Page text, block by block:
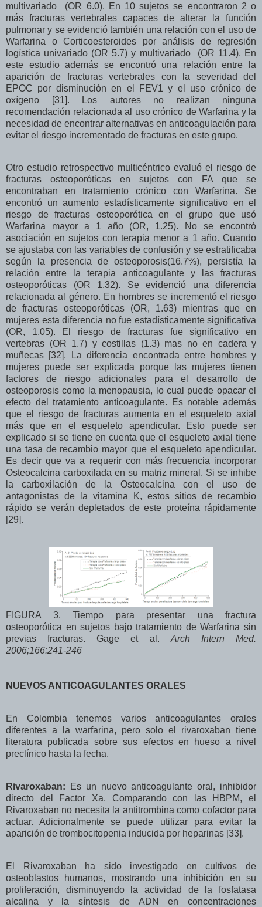
multivariado (OR 6.0). En 10 sujetos se encontraron 2 o
más fracturas vertebrales capaces de alterar la función
pulmonar y se evidenció también una relación con el uso de
Warfarina o Corticoesteroides por análisis de regresión
logística univariado (OR 5.7) y multivariado (OR 11.4). En
este estudio además se encontró una relación entre la
aparición de fracturas vertebrales con la severidad del
EPOC por disminución en el FEV1 y el uso crónico de
oxígeno [31]. Los autores no realizan ninguna
recomendación relacionada al uso crónico de Warfarina y la
necesidad de encontrar alternativas en anticoagulación para
evitar el riesgo incrementado de fracturas en este grupo.
Otro estudio retrospectivo multicéntrico evaluó el riesgo de
fracturas osteoporóticas en sujetos con FA que se
encontraban en tratamiento crónico con Warfarina. Se
encontró un aumento estadísticamente significativo en el
riesgo de fracturas osteoporótica en el grupo que usó
Warfarina mayor a 1 año (OR, 1.25). No se encontró
asociación en sujetos con terapia menor a 1 año. Cuando
se ajustaba con las variables de confusión y se estratificaba
según la presencia de osteoporosis(16.7%), persistía la
relación entre la terapia anticoagulante y las fracturas
osteoporóticas (OR 1.32). Se evidenció una diferencia
relacionada al género. En hombres se incrementó el riesgo
de fracturas osteoporóticas (OR, 1.63) mientras que en
mujeres esta diferencia no fue estadísticamente significativa
(OR, 1.05). El riesgo de fracturas fue significativo en
vertebras (OR 1.7) y costillas (1.3) mas no en cadera y
muñecas [32]. La diferencia encontrada entre hombres y
mujeres puede ser explicada porque las mujeres tienen
factores de riesgo adicionales para el desarrollo de
osteoporosis como la menopausia, lo cual puede opacar el
efecto del tratamiento anticoagulante. Es notable además
que el riesgo de fracturas aumenta en el esqueleto axial
más que en el esqueleto apendicular. Esto puede ser
explicado si se tiene en cuenta que el esqueleto axial tiene
una tasa de recambio mayor que el esqueleto apendicular.
Es decir que va a requerir con más frecuencia incorporar
Osteocalcina carboxilada en su matriz mineral. Si se inhibe
la carboxilación de la Osteocalcina con el uso de
antagonistas de la vitamina K, estos sitios de recambio
rápido se verán depletados de este proteína rápidamente
[29].
FIGURA 3. Tiempo para presentar una fractura
osteoporótica en sujetos bajo tratamiento de Warfarina sin
previas fracturas. Gage et al. Arch Intern Med.
2006;166:241-246
NUEVOS ANTICOAGULANTES ORALES
En Colombia tenemos varios anticoagulantes orales
diferentes a la warfarina, pero solo el rivaroxaban tiene
literatura publicada sobre sus efectos en hueso a nivel
preclínico hasta la fecha.
Rivaroxaban: Es un nuevo anticoagulante oral, inhibidor
directo del Factor Xa. Comparando con las HBPM, el
Rivaroxaban no necesita la antitrombina como cofactor para
actuar. Adicionalmente se puede utilizar para evitar la
aparición de trombocitopenia inducida por heparinas [33].
El Rivaroxaban ha sido investigado en cultivos de
osteoblastos humanos, mostrando una inhibición en su
proliferación, disminuyendo la actividad de la fosfatasa
alcalina y la síntesis de ADN en concentraciones